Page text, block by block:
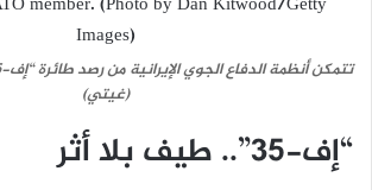
(غيتي)
“إف-35”.. طيف بلا أثر